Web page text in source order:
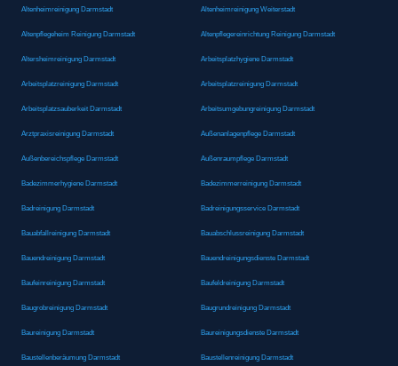
Altenheimreinigung Darmstadt Altenheimreinigung Weiterstadt
Altenpflegeheim Reinigung Darmstadt Altenpflegereinrichtung Reinigung Darmstadt
Altersheimreinigung Darmstadt Arbeitsplatzhygiene Darmstadt
Arbeitsplatzreinigung Darmstadt Arbeitsplatzreinigung Darmstadt
Arbeitsplatzsauberkeit Darmstadt Arbeitsumgebungreinigung Darmstadt
Arztpraxisreinigung Darmstadt Außenanlagenpflege Darmstadt
Außenbereichspflege Darmstadt Außenraumpflege Darmstadt
Badezimmerhygiene Darmstadt Badezimmerreinigung Darmstadt
Badreinigung Darmstadt Badreinigungsservice Darmstadt
Bauabfallreinigung Darmstadt Bauabschlussreinigung Darmstadt
Bauendreinigung Darmstadt Bauendreinigungsdienste Darmstadt
Baufeinreinigung Darmstadt Baufeldreinigung Darmstadt
Baugrobreinigung Darmstadt Baugrundreinigung Darmstadt
Baureinigung Darmstadt Baureinigungsdienste Darmstadt
Baustellenberäumung Darmstadt Baustellenreinigung Darmstadt